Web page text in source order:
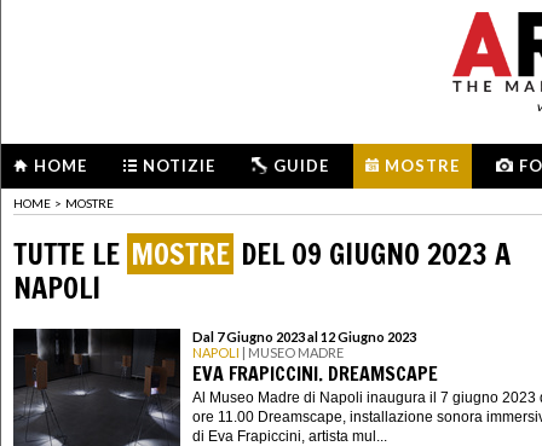
HOME NOTIZIE GUIDE MOSTRE
HOME > MOSTRE
TUTTE LE MOSTRE DEL 09 GIUGNO 2023 A
NAPOLI
Dal 7 Giugno 2023 al 12 Giugno 2023
NAPOLI | MUSEO MADRE
EVA FRAPICCINI. DREAMSCAPE
Al Museo Madre di Napoli inaugura il 7 giugno 2023
ore 11.00 Dreamscape, installazione sonora
di Eva Frapiccini, artista mul...